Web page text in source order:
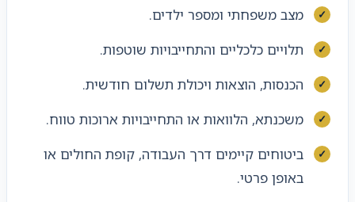
מצב משפחתי ומספר ילדים.
תלויים כלכליים והתחייבויות שוטפות.
הכנסות, הוצאות ויכולת תשלום חודשית.
משכנתא, הלוואות או התחייבויות ארוכות טווח.
ביטוחים קיימים דרך העבודה, קופת החולים או
באופן פרטי.